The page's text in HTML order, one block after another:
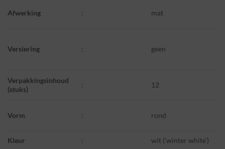
Afwerking : mat
Versiering : geen
Verpakkingsinhoud
(stuks)
: 12
Vorm : rond
Kleur : wit (‘winter white’)